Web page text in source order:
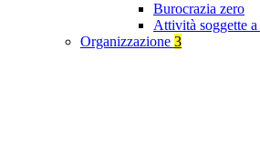
Burocrazia zero
Attività soggette
Organizzazione 3